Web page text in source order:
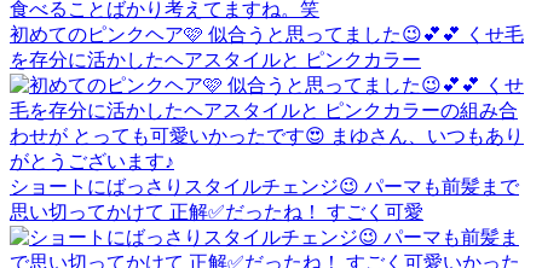
初めてのピンクヘア🩷 似合うと思ってました😉💕💕 くせ毛
を存分に活かしたヘアスタイルと ピンクカラー
ショートにばっさりスタイルチェンジ😉 パーマも前髪まで
思い切ってかけて 正解✅だったね！ すごく可愛